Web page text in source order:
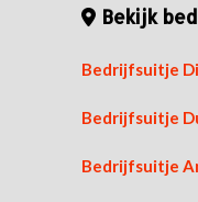
Bekijk
Bedrijfsuitje
Bedrijfsuitje
Bedrijfsuitje